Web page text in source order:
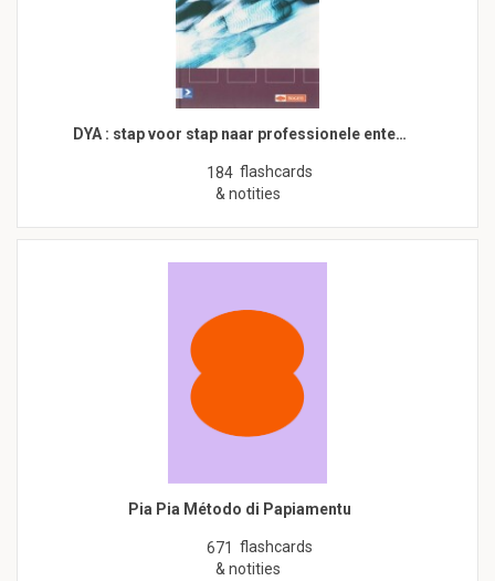
DYA : stap voor stap naar professionele ente…
184 flashcards
& notities
Pia Pia Método di Papiamentu
671 flashcards
& notities